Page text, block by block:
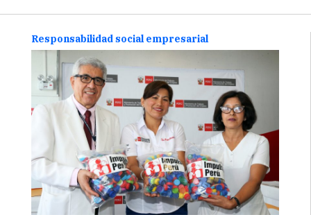
Igualdad de Género…Continuar
Responsabilidad social empresarial